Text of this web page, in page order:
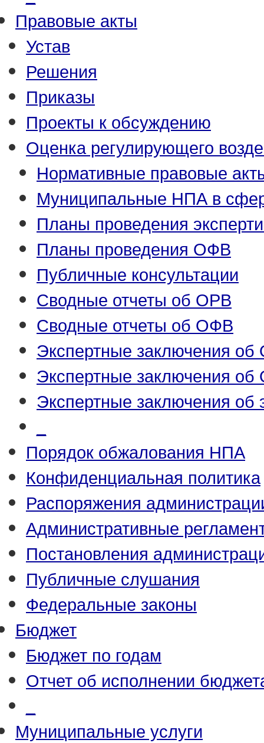
Правовые акты
Устав
Решения
Приказы
Проекты к обсуждению
Оценка регулирующего
Нормативные правовые
Муниципальные НПА в
Планы проведения
Планы проведения ОФВ
Публичные консультации
Сводные отчеты об ОРВ
Сводные отчеты об ОФВ
Экспертные заключения
Экспертные заключения
Экспертные заключения об
Порядок обжалования НПА
Конфиденциальная политика
Распоряжения
Административные
Постановления
Публичные слушания
Федеральные законы
Бюджет
Бюджет по годам
Отчет об исполнении
Муниципальные услуги